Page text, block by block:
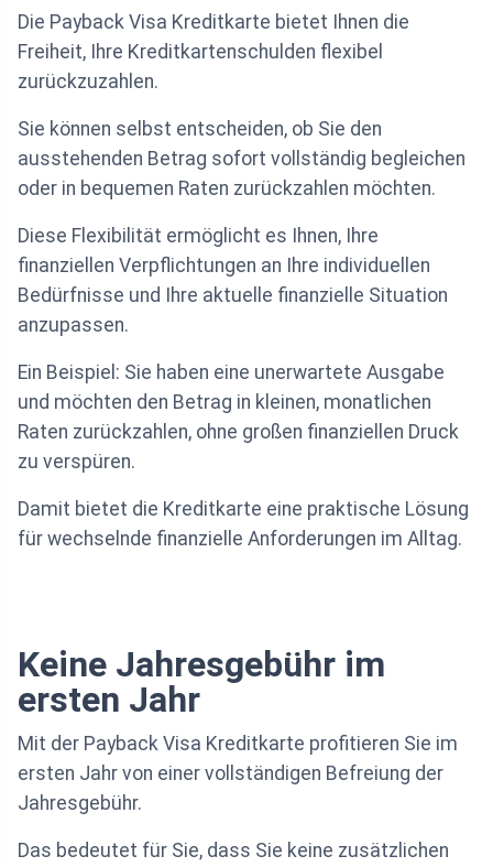
Die Payback Visa Kreditkarte bietet Ihnen die
Freiheit, Ihre Kreditkartenschulden flexibel
zurückzuzahlen.
Sie können selbst entscheiden, ob Sie den
ausstehenden Betrag sofort vollständig begleichen
oder in bequemen Raten zurückzahlen möchten.
Diese Flexibilität ermöglicht es Ihnen, Ihre
finanziellen Verpflichtungen an Ihre individuellen
Bedürfnisse und Ihre aktuelle finanzielle Situation
anzupassen.
Ein Beispiel: Sie haben eine unerwartete Ausgabe
und möchten den Betrag in kleinen, monatlichen
Raten zurückzahlen, ohne großen finanziellen Druck
zu verspüren.
Damit bietet die Kreditkarte eine praktische Lösung
für wechselnde finanzielle Anforderungen im Alltag.
Keine Jahresgebühr im
ersten Jahr
Mit der Payback Visa Kreditkarte profitieren Sie im
ersten Jahr von einer vollständigen Befreiung der
Jahresgebühr.
Das bedeutet für Sie, dass Sie keine zusätzlichen